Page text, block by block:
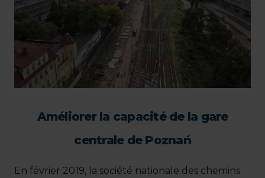
Améliorer la capacité de la gare
centrale de Poznań
En février 2019, la société nationale des chemins